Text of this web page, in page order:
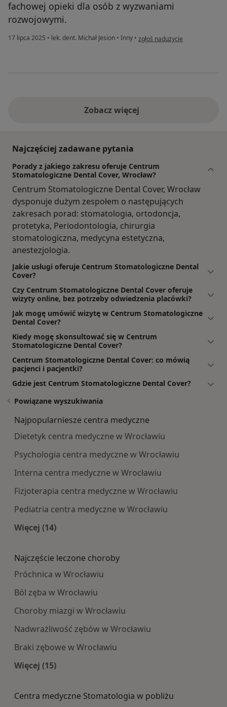
fachowej opieki dla osób z wyzwaniami
rozwojowymi.
17 lipca 2025 • lek. dent. Michał Jesion • Inny • w opinii użytkownika Jan
zgłoś nadużycie
Zobacz więcej
Najczęściej zadawane pytania
Porady z jakiego zakresu oferuje Centrum
Stomatologiczne Dental Cover, Wrocław?
Centrum Stomatologiczne Dental Cover, Wrocław
dysponuje dużym zespołem o następujących
zakresach porad: stomatologia, ortodoncja,
protetyka, Periodontologia, chirurgia
stomatologiczna, medycyna estetyczna,
anestezjologia.
Jakie usługi oferuje Centrum Stomatologiczne Dental
Cover?
Czy Centrum Stomatologiczne Dental Cover oferuje
wizyty online, bez potrzeby odwiedzenia placówki?
Jak mogę umówić wizytę w Centrum Stomatologiczne
Dental Cover?
Kiedy mogę skonsultować się w Centrum
Stomatologiczne Dental Cover?
Centrum Stomatologiczne Dental Cover: co mówią
pacjenci i pacjentki?
Gdzie jest Centrum Stomatologiczne Dental Cover?
Powiązane wyszukiwania
Najpopularniesze centra medyczne
Dietetyk centra medyczne w Wrocławiu
Psychologia centra medyczne w Wrocławiu
Interna centra medyczne w Wrocławiu
Fizjoterapia centra medyczne w Wrocławiu
Pediatria centra medyczne w Wrocławiu
Więcej (14)
Najczęście leczone choroby
Próchnica w Wrocławiu
Ból zęba w Wrocławiu
Choroby miazgi w Wrocławiu
Nadwrażliwość zębów w Wrocławiu
Braki zębowe w Wrocławiu
Więcej (15)
Centra medyczne Stomatologia w pobliżu